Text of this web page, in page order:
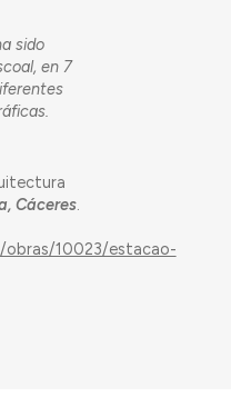
sido
en 7
Cáceres.
10023/estacao-